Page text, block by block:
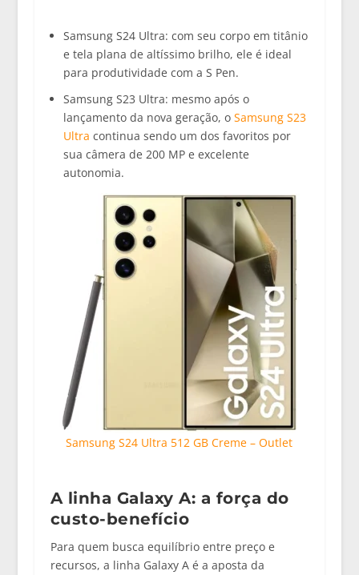
Samsung S24 Ultra: com seu corpo em titânio
e tela plana de altíssimo brilho, ele é ideal
para produtividade com a S Pen.
Samsung S23 Ultra: mesmo após o
lançamento da nova geração, o Samsung S23
Ultra continua sendo um dos favoritos por
sua câmera de 200 MP e excelente
autonomia.
Samsung S24 Ultra 512 GB Creme – Outlet
A linha Galaxy A: a força do
custo-benefício
Para quem busca equilíbrio entre preço e
recursos, a linha Galaxy Aé a aposta da